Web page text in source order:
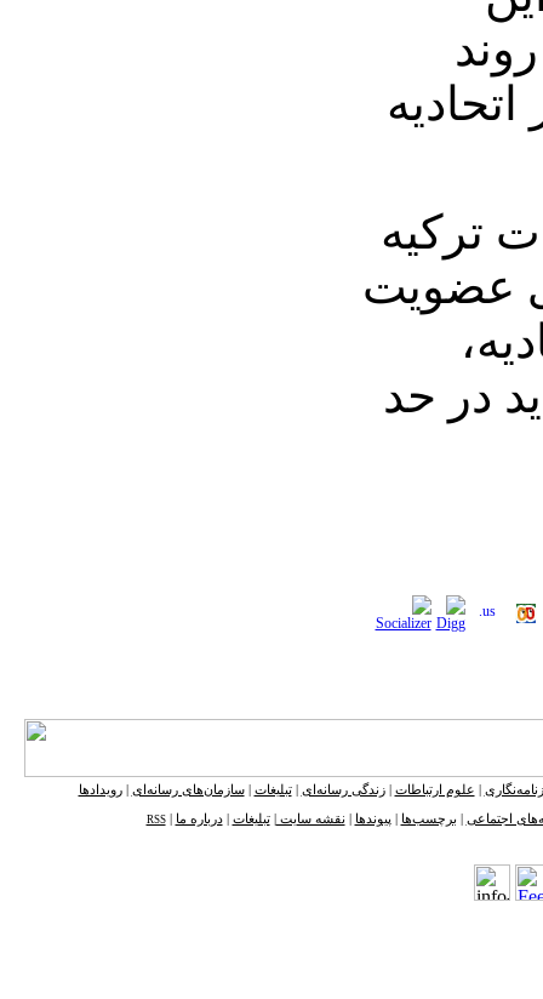
ترکیه
عضویت
در حد
علوم ارتباطات |زندگی رسانه‌ای |تبلیغات سازمان‌های رسانه‌ای |رویدادها
اجتماعی برچسب‌ها پیوندها نقشه ‌سایت تبلیغات |درباره ما |
RSS